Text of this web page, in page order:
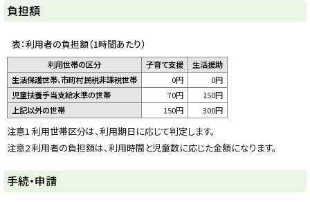
ト
ッ
プ
に
戻
る
負担額
表：利用者の負担額（1時間あたり）
利用世帯の区分 子育て支援
生活援助
生活保護世帯、市町村民税非課税世帯
0円
0円
児童扶養手当支給水準の世帯
70円
150円
上記以外の世帯
150円 300円
注意1 利用世帯区分は、利用期日に応じて判定します。
注意2 利用者の負担額は、利用時間と児童数に応じた金額になります。
ト
ッ
手続・申請